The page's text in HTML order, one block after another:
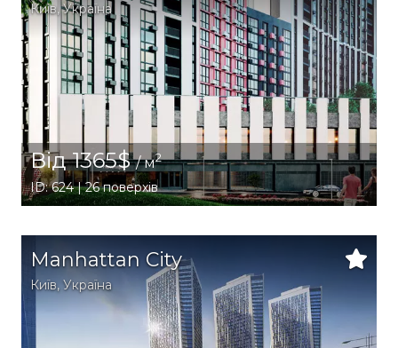
Київ,Україна
Від 1365$/ м2
ID: 624 | 26 поверхів
Manhattan City
Київ, Україна